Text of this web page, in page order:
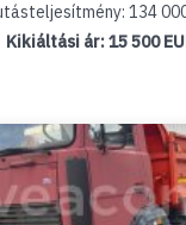
134
Kikiáltási ár:15 500